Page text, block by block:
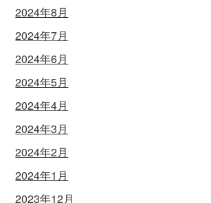
2024年8月
2024年7月
2024年6月
2024年5月
2024年4月
2024年3月
2024年2月
2024年1月
2023年12月